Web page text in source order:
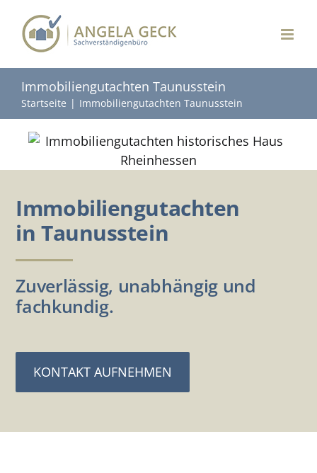
Inhalt
springen
Immobiliengutachten Taunusstein
Startseite Immobiliengutachten Taunusstein
Immobiliengutachten
in Taunusstein
Zuverlässig, unabhängig und
fachkundig.
KONTAKT AUFNEHMEN